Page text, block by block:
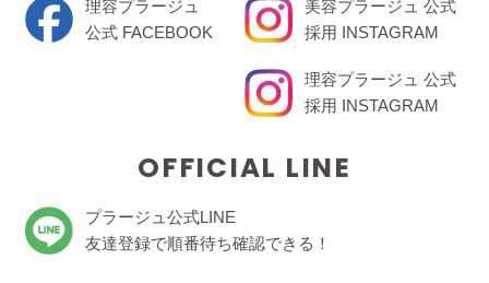
理容プラージュ
公式 FACEBOOK
美容プラージュ 公式
採用 INSTAGRAM
理容プラージュ 公式
採用 INSTAGRAM
OFFICIAL LINE
プラージュ公式LINE
友達登録で順番待ち確認できる！